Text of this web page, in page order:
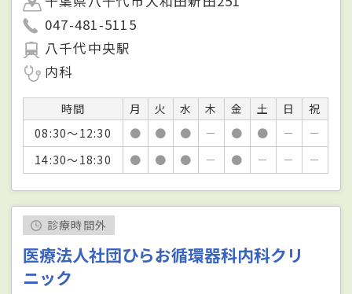
047-481-5115
八千代中央駅
内科
時間 月 火 水 木 金 土 日
祝
08:30～12:30
● ● ● － ● ● －
－
14:30～18:30
● ● ● － ● － － －
診療時間外
医療法人社団ひらお循環器科内科クリ
ニック